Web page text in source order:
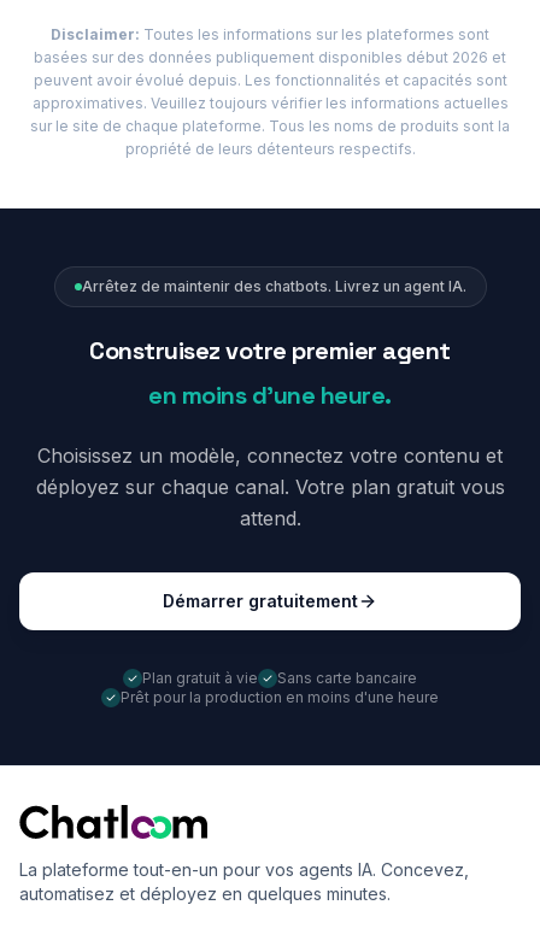
Disclaimer: Toutes les informations sur les plateformes sont
basées sur des données publiquement disponibles début 2026 et
peuvent avoir évolué depuis. Les fonctionnalités et capacités sont
approximatives. Veuillez toujours vérifier les informations actuelles
sur le site de chaque plateforme. Tous les noms de produits sont la
propriété de leurs détenteurs respectifs.
Arrêtez de maintenir des chatbots. Livrez un agent IA.
Construisez votre premier agent
en moins d'une heure.
Choisissez un modèle, connectez votre contenu et
déployez sur chaque canal. Votre plan gratuit vous
attend.
Démarrer gratuitement
Plan gratuit à vie
Sans carte bancaire
Prêt pour la production en moins d'une heure
La plateforme tout-en-un pour vos agents IA. Concevez,
automatisez et déployez en quelques minutes.